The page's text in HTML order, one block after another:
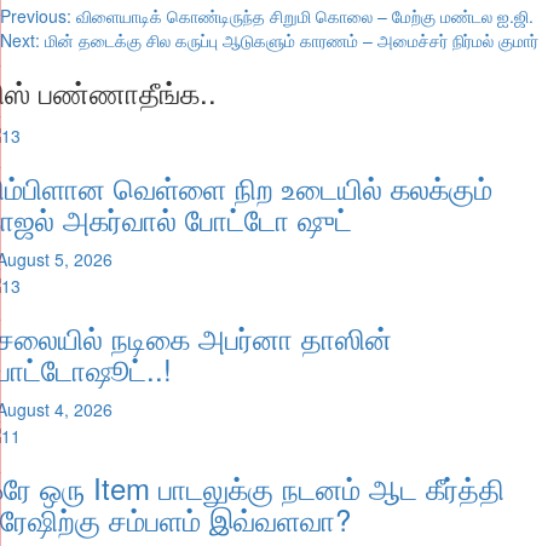
Previous: விளையாடிக் கொண்டிருந்த சிறுமி கொலை – மேற்கு மண்டல ஐ.ஜி.
Next: மின் தடைக்கு சில கருப்பு ஆடுகளும் காரணம் – அமைச்சர் நிர்மல் குமார்
பண்ணாதீங்க..
வெள்ளை நிற உடையில் கலக்கும்
அகர்வால் போட்டோ ஷுட்
5, 2026
நடிகை அபர்னா தாஸின்
4, 2026
ஒரு Item பாடலுக்கு நடனம் ஆட கீர்த்தி
சம்பளம் இவ்வளவா?